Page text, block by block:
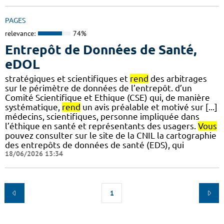
PAGES
relevance: 74%
Entrepôt de Données de Santé,
eDOL
stratégiques et scientifiques et rend des arbitrages
sur le périmètre de données de l’entrepôt. d’un
Comité Scientifique et Ethique (CSE) qui, de manière
systématique, rend un avis préalable et motivé sur [...]
médecins, scientifiques, personne impliquée dans
l’éthique en santé et représentants des usagers. Vous
pouvez consulter sur le site de la CNIL la cartographie
des entrepôts de données de santé (EDS), qui
18/06/2026 13:34
1